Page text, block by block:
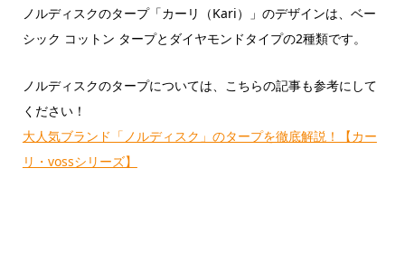
ノルディスクのタープ「カーリ（Kari）」のデザインは、ベー
シック コットン タープとダイヤモンドタイプの2種類です。
ノルディスクのタープについては、こちらの記事も参考にして
ください！
大人気ブランド「ノルディスク」のタープを徹底解説！【カー
リ・vossシリーズ】